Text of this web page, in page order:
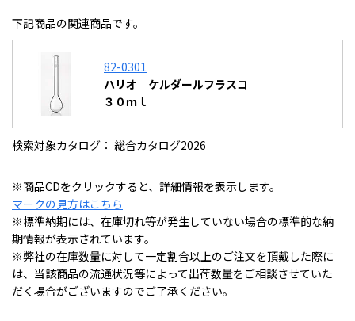
下記商品の関連商品です。
82-0301
ハリオ ケルダールフラスコ
３０ｍｌ
検索対象カタログ： 総合カタログ2026
※商品CDをクリックすると、詳細情報を表示します。
マークの見方はこちら
※標準納期には、在庫切れ等が発生していない場合の標準的な納
期情報が表示されています。
※弊社の在庫数量に対して一定割合以上のご注文を頂戴した際に
は、当該商品の流通状況等によって出荷数量をご相談させていた
だく場合がございますのでご了承ください。